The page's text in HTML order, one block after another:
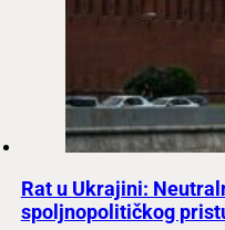
Rat u Ukrajini:
spoljnopolitičkog